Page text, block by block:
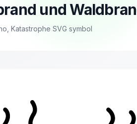
und
Katastrophe SVG symbol